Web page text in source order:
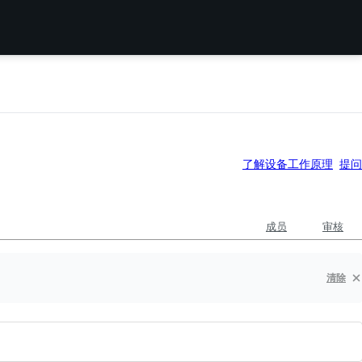
了解设备工作原理 提问
成员 审核
清除